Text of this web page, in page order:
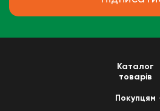
Каталог
товарів
Покупцям